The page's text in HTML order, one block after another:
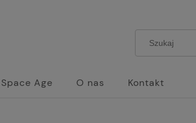
Space Age O nas Kontakt